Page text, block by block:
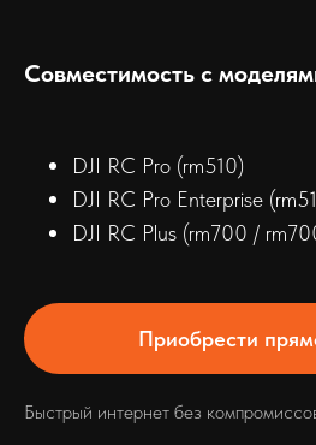
Совместимость с
DJI RC Pro (rm510)
DJI RC Pro Enterprise
DJI RC Plus (rm700 /
Приобрести
Быстрый интернет без